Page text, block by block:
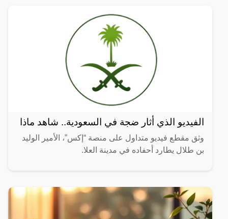
الفيديو الذي أثار ضجة في السعودية.. شاهد ماذا
وثق مقطع فيديو متداول على منصة “إكس”، الأمير الوليد
بن طلال يطارد أحفاده في مدينة العلا.